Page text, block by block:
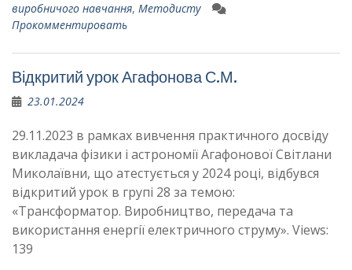
виробничого навчання, Методисту
Прокомментировать
Відкритий урок Агафонова С.М.
23.01.2024
29.11.2023 в рамках вивчення практичного досвіду
викладача фізики і астрономії Агафонової Світлани
Миколаївни, що атестується у 2024 році, відбувся
відкритий урок в групі 28 за темою:
«Трансформатор. Виробництво, передача та
використання енергії електричного струму». Views:
139